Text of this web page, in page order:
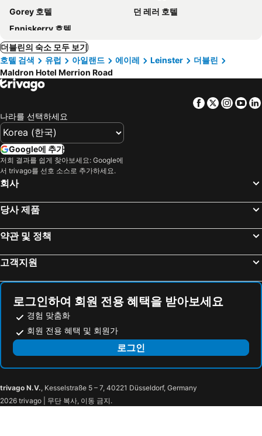
Gorey 호텔
던 레러 호텔
Enniskerry 호텔
더블린의 숙소 모두 보기
호텔 검색
유럽 아일랜드 에이레 Leinster
더블린
Maldron Hotel Merrion Road
Facebook
Twitter
나라를 선택하세요
Google에 추가
저희 결과를 쉽게 찾아보세요: Google에
서 trivago를 선호 소스로 추가하세요.
회사
당사 제품
약관 및 정책
고객지원
로그인하여 회원 전용 혜택을 받아보세요
경험 맞춤화
회원 전용 혜택 및 회원가
로그인
trivago N.V., Kesselstraße 5 – 7, 40221 Düsseldorf, Germany
2026 trivago | 무단 복사, 이동 금지.